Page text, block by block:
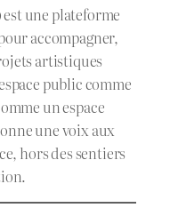
est une plateforme
accompagner,
artistiques
public comme
un espace
une voix aux
hors des sentiers